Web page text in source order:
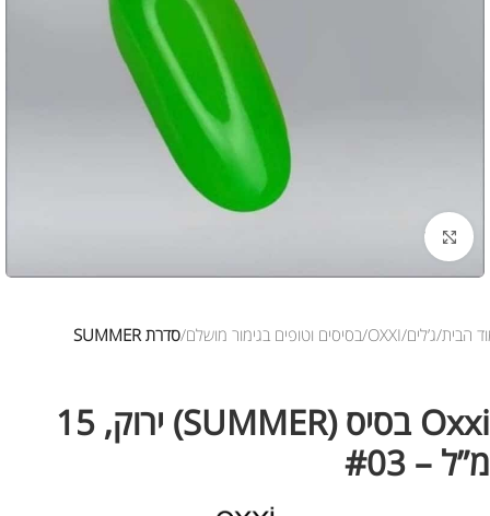
לחץ להגדלת התמונה
הבית ג’לים OXXI בסיסים וטופים בגימור מושלם סדרת SUMMER
Oxxi בסיס (SUMMER) ירוק, 15
מ”ל – #03